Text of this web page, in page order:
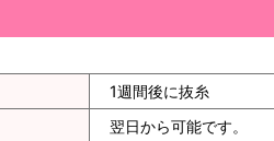
1週間後に抜糸
翌日から可能です。